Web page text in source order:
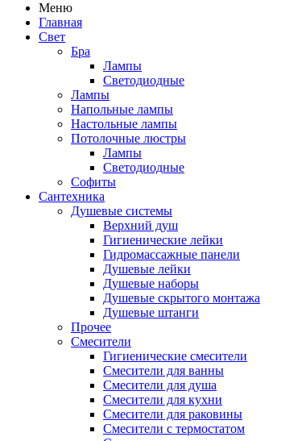
Меню
Главная
Свет
Бра
Лампы
Светодиодные
Лампы
Напольные лампы
Настольные лампы
Потолочные люстры
Лампы
Светодиодные
Софиты
Сантехника
Душевые системы
Верхний душ
Гигиенические лейки
Гидромассажные панели
Душевые лейки
Душевые наборы
Душевые скрытого монтажа
Душевые штанги
Прочее
Смесители
Гигиенические смесители
Смесители для ванны
Смесители для душа
Смесители для кухни
Смесители для раковины
Смесители с термостатом